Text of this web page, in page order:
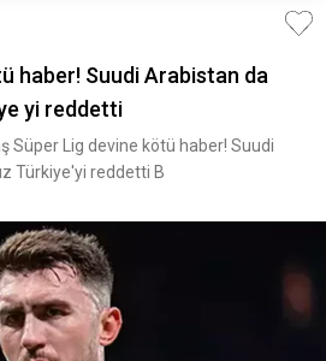
haber! Suudi Arabistan da
yi reddetti
Arabistan'da oynayan yıldız Türkiye'yi reddetti B